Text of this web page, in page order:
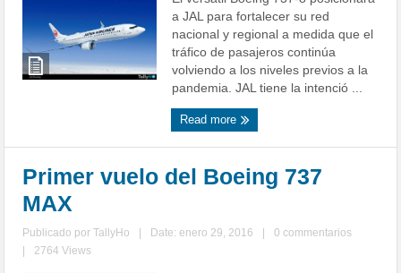
a JAL para fortalecer su red
nacional y regional a medida que el
tráfico de pasajeros continúa
volviendo a los niveles previos a la
pandemia. JAL tiene la intenció ...
Read more
Primer vuelo del Boeing 737
MAX
Publicado porTallyHo Date: enero 29, 2016
0 commentarios
2764 Views